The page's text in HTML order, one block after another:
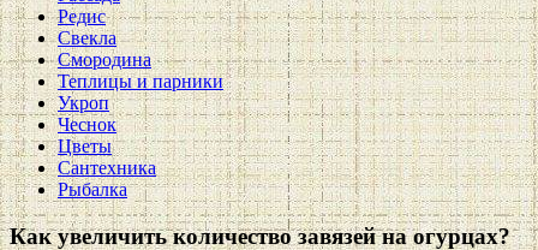
Редис
Свекла
Смородина
Теплицы и парники
Укроп
Чеснок
Цветы
Сантехника
Рыбалка
Как увеличить количество завязей на огурцах?